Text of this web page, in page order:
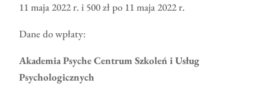
11 maja 2022 r. i 500 zł po 11 maja 2022 r.
Dane do wpłaty:
Akademia Psyche Centrum Szkoleń i Usług
Psychologicznych